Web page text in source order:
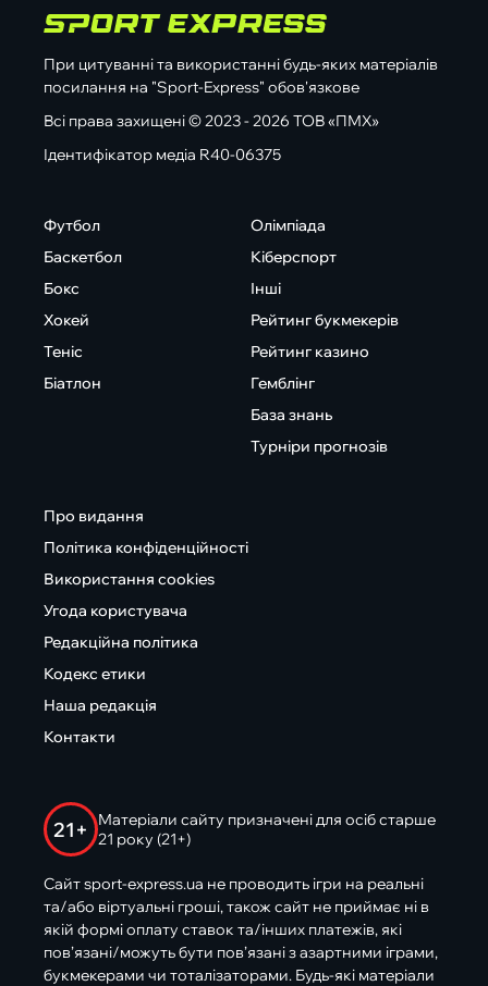
При цитуванні та використанні будь-яких матеріалів
посилання на "Sport-Express" обов'язкове
Всі права захищені © 2023 - 2026 ТОВ «ПМХ»
Ідентифікатор медіа R40-06375
Футбол
Баскетбол
Бокс
Хокей
Теніс
Біатлон
Олімпіада
Кіберспорт
Інші
Рейтинг букмекерів
Рейтинг казино
Гемблінг
База знань
Турніри прогнозів
Про видання
Політика конфіденційності
Використання cookies
Угода користувача
Редакційна політика
Кодекс етики
Наша редакція
Контакти
21+
Матеріали сайту призначені для осіб старше
21 року (21+)
Сайт sport-express.ua не проводить ігри на реальні
та/або віртуальні гроші, також сайт не приймає ні в
якій формі оплату ставок та/інших платежів, які
пов’язані/можуть бути пов’язані з азартними іграми,
букмекерами чи тоталізаторами. Будь-які матеріали